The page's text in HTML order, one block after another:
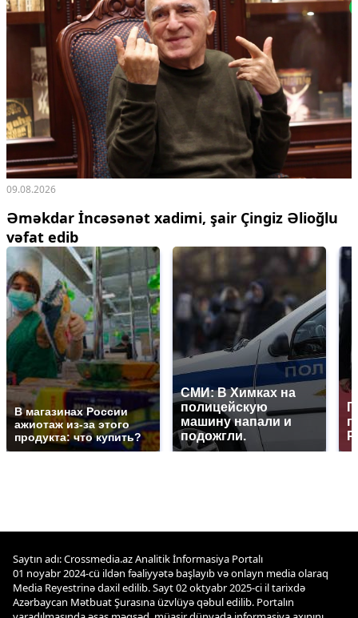
09.08.2026
Əməkdar İncəsənət xadimi, şair Çingiz Əlioğlu
vəfat edib
В магазинах России
ажиотаж из-за этого
продукта: что купить?
СМИ: В Химках на
полицейскую
машину напали и
подожгли.
Saytın adı: Crossmedia.az Analitik İnformasiya Portalı
01 noyabr 2024-cü ildən fəaliyyətə başlayıb və onlayn media olaraq
Media Reyestrinə daxil edilib. Sayt 02 oktyabr 2025-ci il tarixdə
Azərbaycan Mətbuat Şurasına üzvlüyə qəbul edilib. Portalın